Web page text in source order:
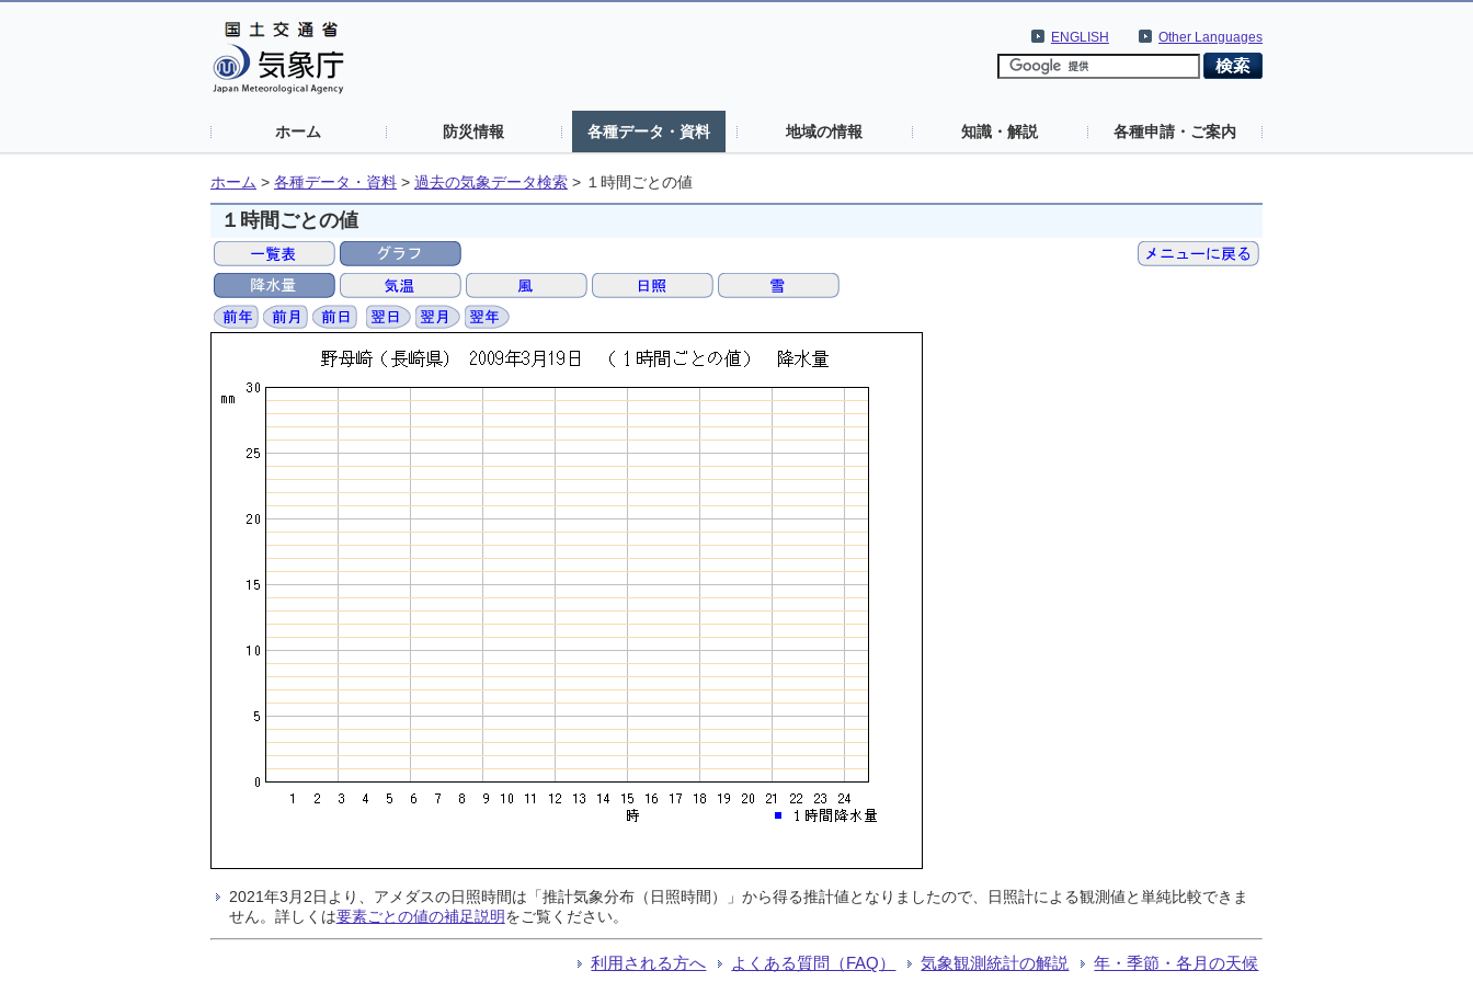
Other Languages
ENGLISH
ホーム 防災情報 各種データ・資料 地域の情報 知識・解説 各種申請・ご案内
ホーム > 各種データ・資料 > 過去の気象データ検索 > １時間ごとの値
１時間ごとの値
2021年3月2日より、アメダスの日照時間は「推計気象分布（日照時間）」から得る推計値となりましたので、日照計による観測値と単純比較できま
せん。詳しくは要素ごとの値の補足説明をご覧ください。
利用される方へ よくある質問（FAQ） 気象観測統計の解説 年・季節・各月の天候